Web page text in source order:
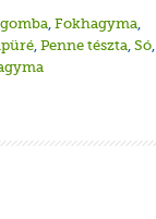
, Fokhagyma,
, Penne tészta, Só,